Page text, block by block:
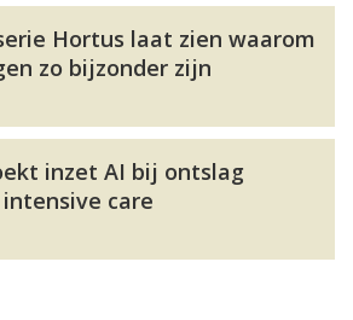
Hortus laat zien waarom
zo bijzonder zijn
inzet AI bij ontslag
care